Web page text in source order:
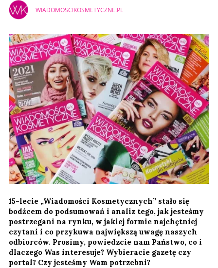
WIADOMOSCIKOSMETYCZNE.PL
15-lecie „Wiadomości Kosmetycznych” stało się
bodźcem do podsumowań i analiz tego, jak jesteśmy
postrzegani na rynku, w jakiej formie najchętniej
czytani i co przykuwa największą uwagę naszych
odbiorców. Prosimy, powiedzcie nam Państwo, co i
dlaczego Was interesuje? Wybieracie gazetę czy
portal? Czy jesteśmy Wam potrzebni?